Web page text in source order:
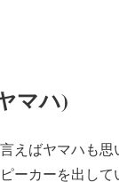
マハ)
えばヤマハも
ーカーを出して